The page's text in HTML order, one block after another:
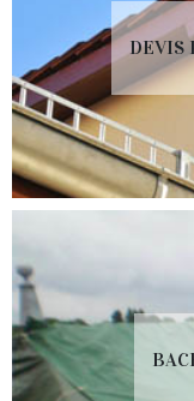
DEVIS